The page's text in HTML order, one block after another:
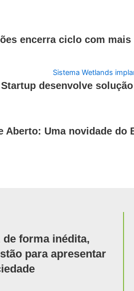
encerra ciclo com
desenvolve
Aberto: Uma novidade do
de forma inédita,
para apresentar